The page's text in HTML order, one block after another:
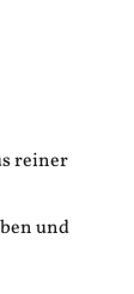
reiner
und